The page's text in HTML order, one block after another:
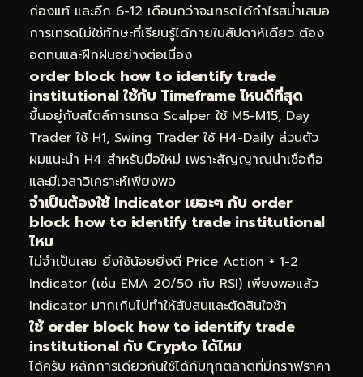
ถ่องแท้ และอีก 6-12 เดือนกว่าจะเทรดได้กำไรสม่ำเสมอ
การเทรดไม่ใช่ทักษะที่เรียนรู้ได้ภายในสัปดาห์เดียว ต้อง
อดทนและฝึกฝนอย่างต่อเนื่อง
order block how to identify trade
institutional ใช้กับ Timeframe ไหนดีที่สุด
ขึ้นอยู่กับสไตล์การเทรด Scalper ใช้ M5-M15, Day
Trader ใช้ H1, Swing Trader ใช้ H4-Daily ส่วนตัว
ผมแนะนำ H4 สำหรับมือใหม่ เพราะสัญญาณน่าเชื่อถือ
และมีเวลาวิเคราะห์เพียงพอ
จำเป็นต้องใช้ Indicator เยอะๆ กับ order
block how to identify trade institutional
ไหม
ไม่จำเป็นเลย ยิ่งใช้น้อยยิ่งดี Price Action + 1-2
Indicator (เช่น EMA 20/50 กับ RSI) เพียงพอแล้ว
Indicator มากเกินไปทำให้สับสนและตัดสินใจช้า
ใช้ order block how to identify trade
institutional กับ Crypto ได้ไหม
ได้ครับ หลักการเดียวกันใช้ได้กับทุกตลาดที่มีกราฟราคา